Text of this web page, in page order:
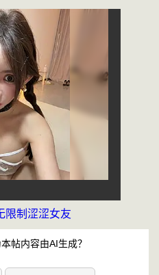
限制涩涩女友
帖内容由AI生成？